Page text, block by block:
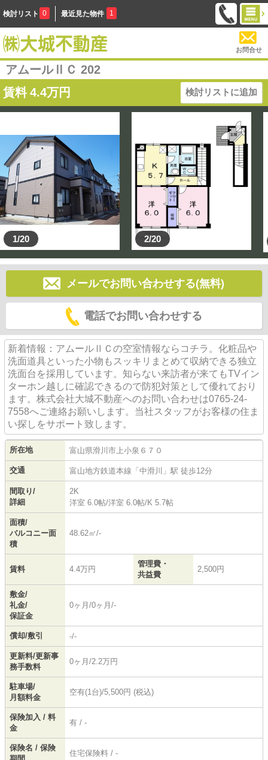
検討リスト 0 最近見た物件 1
お問合せ
アムールⅡＣ 202
賃料 4.4万円 検討リストに追加
1/20 2/20
メールでお問い合わせする(無料)
電話でお問い合わせする
新着情報：アムールⅡＣの空室情報ならコチラ。化粧品や
洗面道具といった小物もスッキリまとめて収納できる独立
洗面台を採用しています。知らない来訪者が来てもTVイン
ターホン越しに確認できるので防犯対策として優れており
ます。株式会社大城不動産へのお問い合わせは0765-24-
7558へご連絡お願いします。当社スタッフがお客様の住ま
い探しをサポート致します。
所在地 富山県滑川市 上小泉 ６７０
交通 富山地方鉄道本線 「 中滑川 」駅 徒歩12分
間取り/
詳細
2K
洋室 6.0帖/洋室 6.0帖/K 5.7帖
面積/
バルコニー面
積
48.62㎡/-
賃料 4.4万円
管理費・
共益費
2,500円
敷金/
礼金/
保証金
0ヶ月/0ヶ月/-
償却/敷引 -/-
更新料/更新事
務手数料
0ヶ月/2.2万円
駐車場/
月額料金
空有(1台)/5,500円 (税込)
保険加入 / 料
金
有 / -
保険名 / 保険
住宅保険料 / -